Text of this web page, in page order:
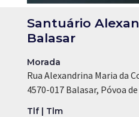
Santuário
Balasar
Morada
Rua Alexandrina Maria da
4570-017 Balasar, Póvoa
Tlf | Tlm